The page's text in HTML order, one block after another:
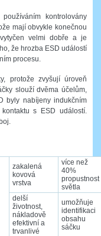
kontrolovány
mají obvykle konečnou
velmi dobře a je
že hrozba ESD událostí
procesu.
protože zvyšují úroveň
slouží dvěma účelům,
byly nabíjeny indukčním
s ESD událostí.
zakalená
kovová
vrstva
více než
40%
propustnost
světla
delší
životnost,
nákladově
efektivní a
trvanlivé
umožňuje
identifikaci
obsahu
sáčku